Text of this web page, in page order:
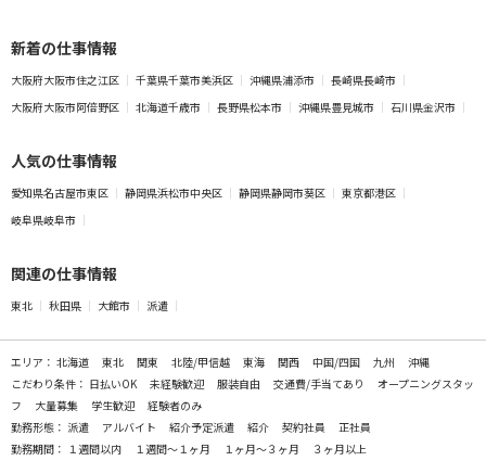
新着の仕事情報
大阪府大阪市住之江区 千葉県千葉市美浜区 沖縄県浦添市
長崎県長崎市
大阪府大阪市阿倍野区
北海道千歳市 長野県松本市 沖縄県豊見城市 石川県金沢市
人気の仕事情報
愛知県名古屋市東区 静岡県浜松市中央区 静岡県静岡市葵区
東京都港区
岐阜県岐阜市
関連の仕事情報
東北 秋田県 大館市 派遣
エリア： 北海道 東北 関東 北陸/甲信越 東海 関西 中国/四国 九州
沖縄
こだわり条件： 日払いOK 未経験歓迎 服装自由 交通費/手当てあり
オープニングスタッ
フ
大量募集 学生歓迎
経験者のみ
勤務形態： 派遣 アルバイト 紹介予定派遣 紹介 契約社員
正社員
勤務期間： １週間以内 １週間～１ヶ月 １ヶ月～３ヶ月 ３ヶ月以上